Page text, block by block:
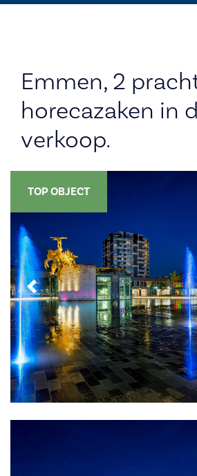
Emmen, 2
horecazaken in
verkoop.
TOP OBJECT
Previous